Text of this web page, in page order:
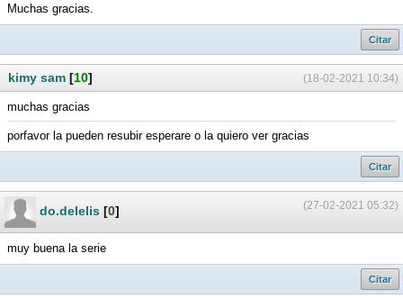
Muchas gracias.
Citar
(18-02-2021 10:34)
kimy sam [10]
muchas gracias
porfavor la pueden resubir esperare o la quiero ver gracias
Citar
(27-02-2021 05:32)
do.delelis [0]
muy buena la serie
Citar